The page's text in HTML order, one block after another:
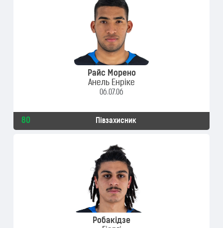
Райс Морено
Анель Енріке
06.07.06
80 Півзахисник
Робакідзе